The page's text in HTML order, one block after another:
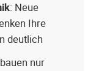
: Neue
Ihre
deutlich
nur